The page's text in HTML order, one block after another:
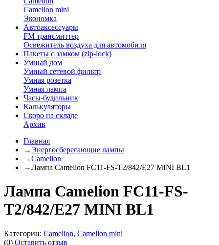
Camelion mini
Экономка
Автоаксессуары
FM трансмиттер
Освежитель воздуха для автомобиля
Пакеты с замком (zip-lock)
Умный дом
Умный сетевой фильтр
Умная розетка
Умная лампа
Часы-будильник
Калькуляторы
Скоро на складе
Архив
Главная
→Энергосберегающие лампы
→Camelion
→Лампа Camelion FC11-FS-T2/842/E27 MINI BL1
Лампа Camelion FC11-FS-
T2/842/E27 MINI BL1
Категории: Camelion, Camelion mini
(0) Оставить отзыв